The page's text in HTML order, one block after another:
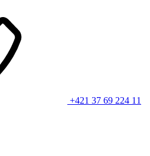
+421 37 69 224 11